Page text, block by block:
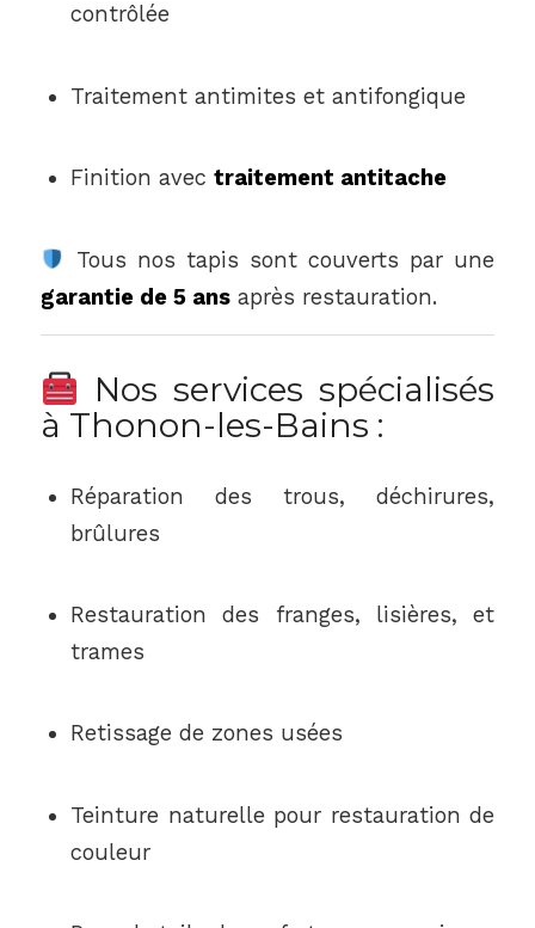
contrôlée
Traitement antimites et antifongique
Finition avec traitement antitache
Tous nos tapis sont couverts par une
garantie de 5 ansaprès restauration.
Nos services spécialisés
à Thonon-les-Bains :
Réparation des trous, déchirures,
brûlures
Restauration des franges, lisières, et
trames
Retissage de zones usées
Teinture naturelle pour restauration de
couleur